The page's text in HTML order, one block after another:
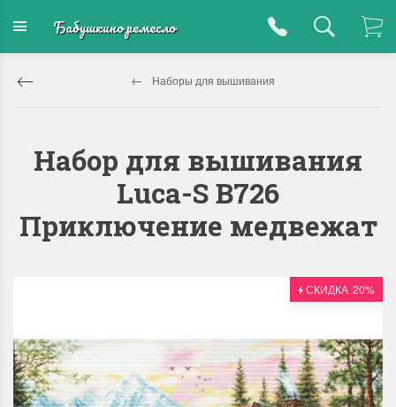
Бабушкино ремесло
Наборы для вышивания
Набор для вышивания
Luca-S B726
Приключение медвежат
СКИДКА 20%